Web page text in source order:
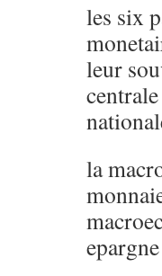
les six
leur
la